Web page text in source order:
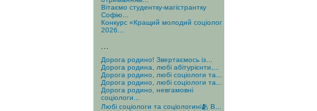
Вітаємо студентку-магістрантку
Софію...
Конкурс «Кращий молодий соціолог
2026...
Дорога родино! Звертаємось із...
Дорога родина, любі абітурієнти,...
Дорога родино, любі соціологи та...
Дорога родино, любі соціологи та...
Дорога родино, невгамовні
соціологи...
Любі соціологи та соціологині🫂 В...